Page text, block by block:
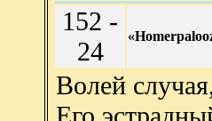
152 -
24
Волей
Его